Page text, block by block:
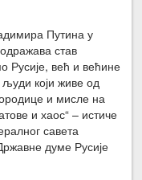
Путина у
став
Русије, већ и већине
који живе од
и мисле на
и хаос“ – истиче
савета
думе Русије